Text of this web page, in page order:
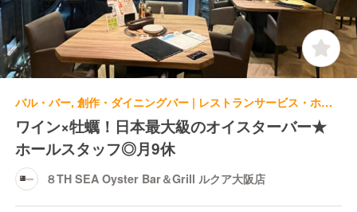
バル・バー, 創作・ダイニングバー | レストランサービス・ホールスタッフ | ８TH SEA Oyster Bar＆Grill ルクア大阪店
ワイン×牡蠣！日本最大級のオイスターバー★
ホールスタッフ◎月9休
８TH SEA Oyster Bar＆Grill ルクア大阪店